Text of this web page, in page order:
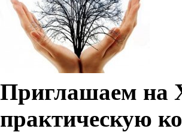
Приглашаем на
практическую